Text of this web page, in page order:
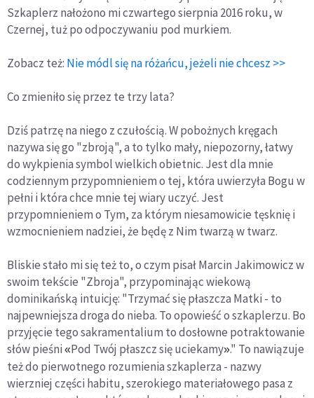
Szkaplerz nałożono mi czwartego sierpnia 2016 roku, w
Czernej, tuż po odpoczywaniu pod murkiem.
Zobacz też: Nie módl się na różańcu, jeżeli nie chcesz >>
Co zmieniło się przez te trzy lata?
Dziś patrzę na niego z czułością. W pobożnych kręgach
nazywa się go "zbroją", a to tylko mały, niepozorny, łatwy
do wykpienia symbol wielkich obietnic. Jest dla mnie
codziennym przypomnieniem o tej, która uwierzyła Bogu w
pełni i która chce mnie tej wiary uczyć. Jest
przypomnieniem o Tym, za którym niesamowicie tęsknię i
wzmocnieniem nadziei, że będę z Nim twarzą w twarz.
Bliskie stało mi się też to, o czym pisał Marcin Jakimowicz w
swoim tekście "Zbroja", przypominając wiekową
dominikańską intuicję: "Trzymać się płaszcza Matki - to
najpewniejsza droga do nieba. To opowieść o szkaplerzu. Bo
przyjęcie tego sakramentalium to dosłowne potraktowanie
słów pieśni «Pod Twój płaszcz się uciekamy»." To nawiązuje
też do pierwotnego rozumienia szkaplerza - nazwy
wierzniej części habitu, szerokiego materiałowego pasa z